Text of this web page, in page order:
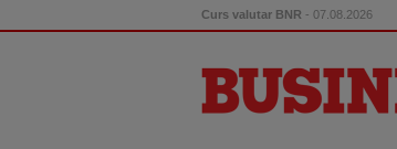
Curs valutar BNR - 07.08.2026